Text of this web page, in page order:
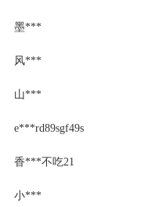
墨***
风***
山***
e***rd89sgf49s
香***不吃21
小***